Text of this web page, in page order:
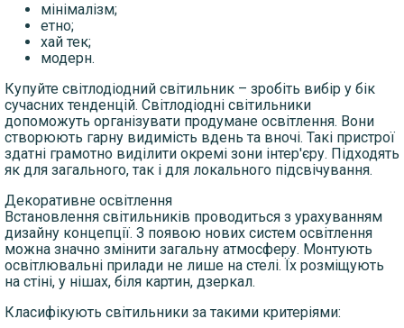
мінімалізм;
етно;
хай тек;
модерн.
Купуйте світлодіодний світильник – зробіть вибір у бік
сучасних тенденцій. Світлодіодні світильники
допоможуть організувати продумане освітлення. Вони
створюють гарну видимість вдень та вночі. Такі пристрої
здатні грамотно виділити окремі зони інтер'єру. Підходять
як для загального, так і для локального підсвічування.
Декоративне освітлення
Встановлення світильників проводиться з урахуванням
дизайну концепції. З появою нових систем освітлення
можна значно змінити загальну атмосферу. Монтують
освітлювальні прилади не лише на стелі. Їх розміщують
на стіні, у нішах, біля картин, дзеркал.
Класифікують світильники за такими критеріями: